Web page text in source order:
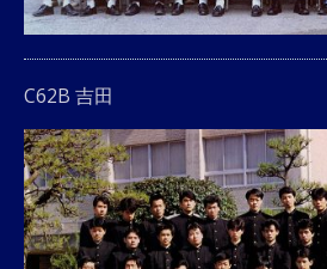
C62B 吉田